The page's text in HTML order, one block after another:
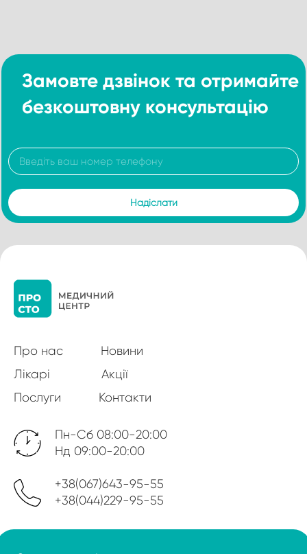
Замовте дзвінок та отримайте
безкоштовну консультацію
Про нас
Новини
Лікарі
Акції
Послуги
Контакти
Пн-Сб 08:00-20:00
Нд 09:00-20:00
+38(067)643-95-55
+38(044)229-95-55